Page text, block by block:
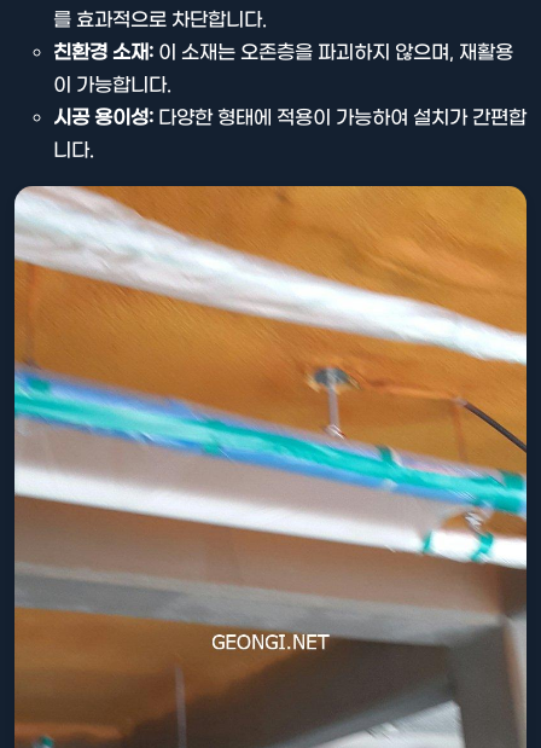
를 효과적으로 차단합니다.
친환경 소재: 이 소재는 오존층을 파괴하지 않으며, 재활용
이 가능합니다.
시공 용이성: 다양한 형태에 적용이 가능하여 설치가 간편합
니다.